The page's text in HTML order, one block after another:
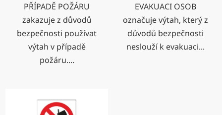
PŘÍPADĚ POŽÁRU
zakazuje z důvodů
bezpečnosti používat
výtah v případě
požáru....
EVAKUACI OSOB
označuje výtah, který z
důvodů bezpečnosti
neslouží k evakuaci...